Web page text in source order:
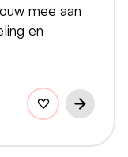
mee aan
en